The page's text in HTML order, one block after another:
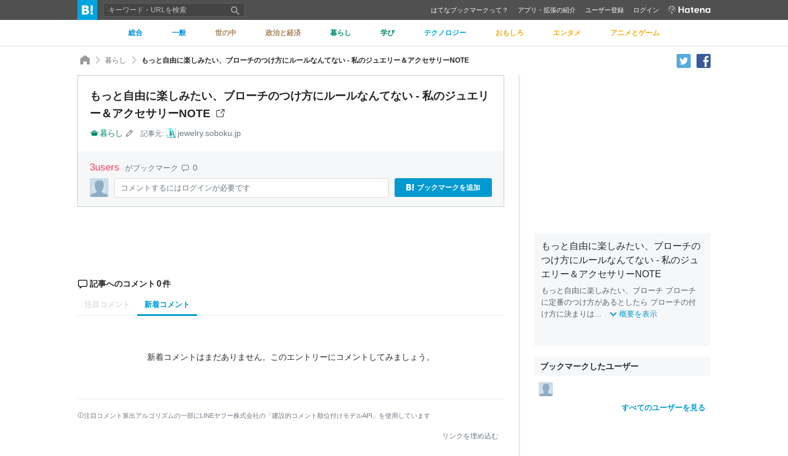
はてなブックマークって？ アプリ・拡張の紹介 ユーザー登録 ログイン
総合 一般 世の中 政治と経済 暮らし 学び テクノロジー おもしろ エンタメ アニメとゲーム
暮らし もっと自由に楽しみたい、ブローチのつけ方にルールなんてない - 私のジュエリー＆アクセサリーNOTE
もっと自由に楽しみたい、ブローチのつけ方にルールなんてない - 私のジュエリ
ー＆アクセサリーNOTE
暮らし 記事元: jewelry.soboku.jp
3users がブックマーク 0
コメントするにはログインが必要です ブックマークを追加
記事へのコメント 0件
注目コメント 新着コメント
新着コメントはまだありません。 このエントリーにコメントしてみましょう。
注目コメント算出アルゴリズムの一部にLINEヤフー株式会社の「建設的コメント順位付けモデルAPI」を使用しています
リンクを埋め込む
もっと自由に楽しみたい、ブローチの
つけ方にルールなんてない - 私のジュ
エリー＆アクセサリーNOTE
もっと自由に楽しみたい、ブローチ ブローチ
に定番のつけ方があるとしたら ブローチの付
け方に決まりは...
概要を表示
ブックマークしたユーザー
すべてのユーザーを見る